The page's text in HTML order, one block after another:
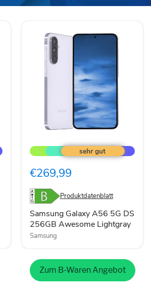
Galaxy
A56
DS
Awesome
Lightgray
€269,99
Produktdatenblatt
Samsung Galaxy A56 5G DS
256GB Awesome Lightgray
Samsung
Zum B-Waren Angebot